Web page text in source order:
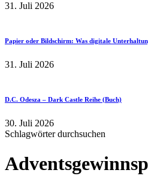
31. Juli 2026
Papier oder Bildschirm: Was digitale
31. Juli 2026
D.C. Odesza – Dark Castle Reihe (Buch)
30. Juli 2026
Schlagwörter durchsuchen